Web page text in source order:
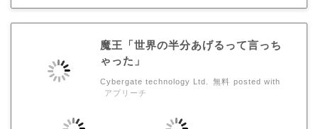
魔王「世界の半分あげるって言っち
ゃった」
Cybergate technology Ltd. 無料 posted with
アプリーチ